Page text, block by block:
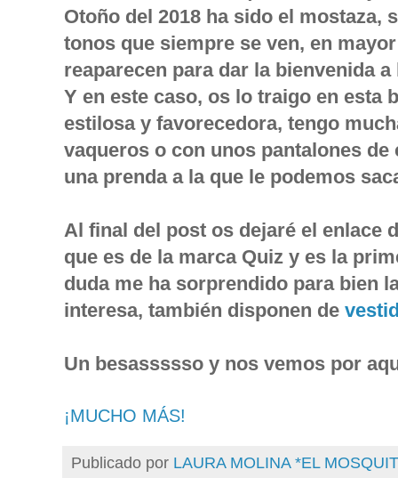
Otoño del 2018 ha sido el mostaza,
tonos que siempre se ven, en
reaparecen para dar la bienvenida
Y en este caso, os lo traigo en esta
estilosa y favorecedora, tengo
vaqueros o con unos pantalones
una prenda a la que le podemos
Al final del post os dejaré el enlace
que es de la marca Quiz y es la
duda me ha sorprendido para bien
interesa, también disponen de
Un besassssso y nos vemos por
¡MUCHO MÁS!
Publicado por LAURA MOLINA *EL